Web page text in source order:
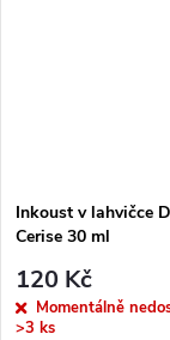
Inkoust v lahvičce
Cerise 30 ml
120 Kč
Momentálně
>3 ks